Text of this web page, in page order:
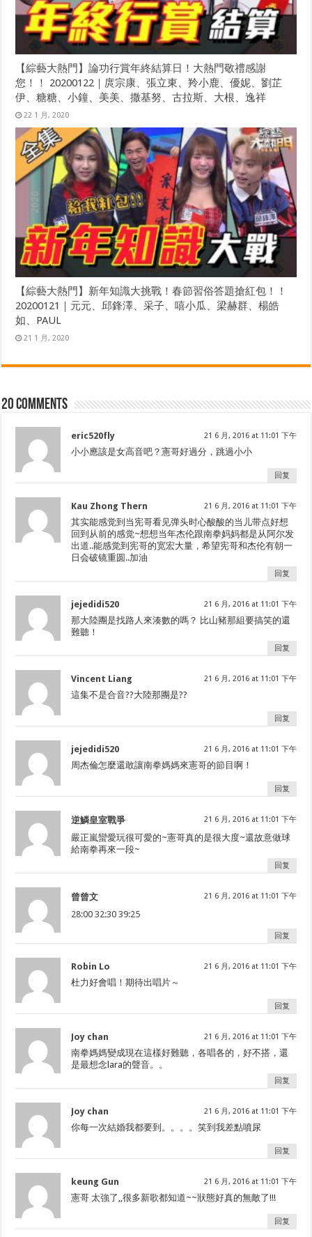
【綜藝大熱門】論功行賞年終結算日！大熱門敬禮感謝
您！！ 20200122｜庹宗康、張立東、羚小鹿、優妮、劉芷
伊、糖糖、小鐘、美美、撒基努、古拉斯、大根、逸祥
22 1 月, 2020
【綜藝大熱門】新年知識大挑戰！春節習俗答題搶紅包！！
20200121｜元元、邱鋒澤、采子、嘻小瓜、梁赫群、楊皓
如、PAUL
21 1 月, 2020
20 comments
eric520fly 21 6 月, 2016 at 11:01 下午
小小應該是女高音吧？憲哥好過分，跳過小小
回复
Kau Zhong Thern 21 6 月, 2016 at 11:01 下午
其实能感觉到当宪哥看见弹头时心酸酸的当儿带点好想
回到从前的感觉~想想当年杰伦跟南拳妈妈都是从阿尔发
出道..能感觉到宪哥的宽宏大量，希望宪哥和杰伦有朝一
日会破镜重圆..加油
回复
jejedidi520 21 6 月, 2016 at 11:01 下午
那大陸團是找路人來湊數的嗎？ 比山豬那組要搞笑的還
難聽！
回复
Vincent Liang 21 6 月, 2016 at 11:01 下午
這集不是合音??大陸那團是??
回复
jejedidi520 21 6 月, 2016 at 11:01 下午
周杰倫怎麼還敢讓南拳媽媽來憲哥的節目啊！
回复
逆鱗皇室戰爭 21 6 月, 2016 at 11:01 下午
嚴正嵐蠻愛玩很可愛的~憲哥真的是很大度~還故意做球
給南拳再來一段~
回复
曾曾文 21 6 月, 2016 at 11:01 下午
28:00 32:30 39:25
回复
Robin Lo 21 6 月, 2016 at 11:01 下午
杜力好會唱！期待出唱片～
回复
Joy chan 21 6 月, 2016 at 11:01 下午
南拳媽媽變成現在這樣好難聽，各唱各的，好不搭，還
是最想念lara的聲音。。
回复
Joy chan 21 6 月, 2016 at 11:01 下午
你每一次結婚我都要到。。。。笑到我差點噴尿
回复
keung Gun 21 6 月, 2016 at 11:01 下午
憲哥 太強了,,很多新歌都知道~~狀態好真的無敵了!!!
回复